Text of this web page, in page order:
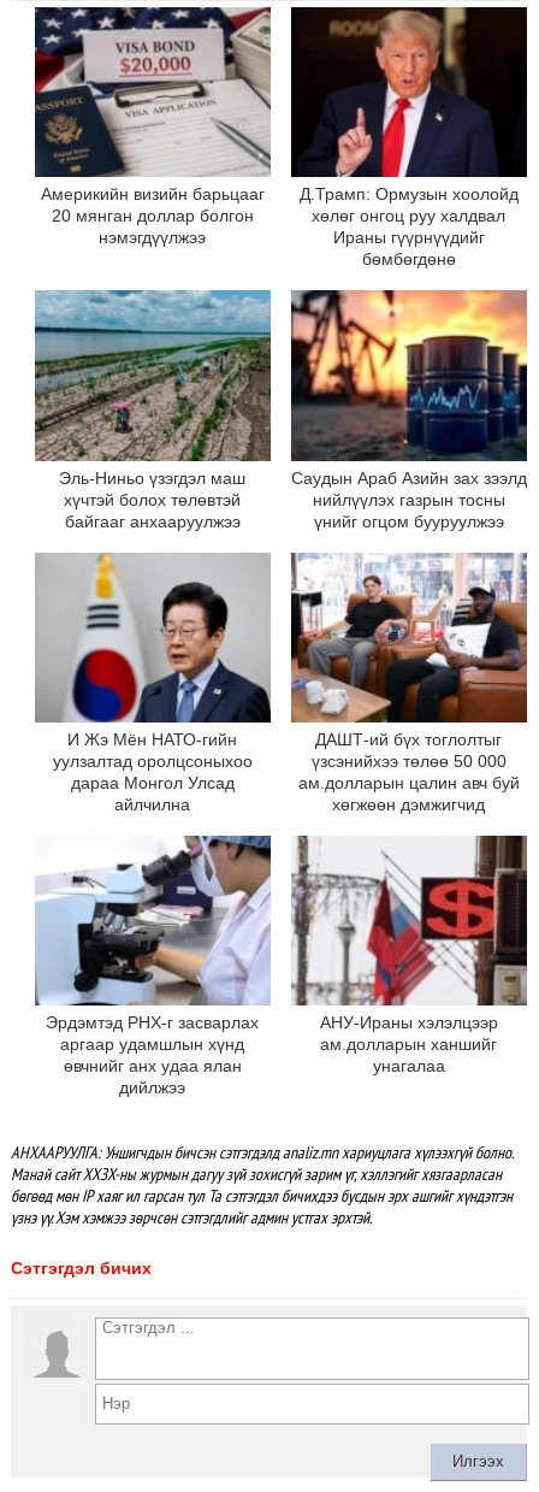
Америкийн визийн барьцааг
20 мянган доллар болгон
нэмэгдүүлжээ
Д.Трамп: Ормузын хоолойд
хөлөг онгоц руу халдвал
Ираны гүүрнүүдийг
бөмбөгдөнө
Эль-Ниньо үзэгдэл маш
хүчтэй болох төлөвтэй
байгааг анхааруулжээ
Саудын Араб Азийн зах зээлд
нийлүүлэх газрын тосны
үнийг огцом бууруулжээ
И Жэ Мён НАТО-гийн
уулзалтад оролцсоныхоо
дараа Монгол Улсад
айлчилна
ДАШТ-ий бүх тоглолтыг
үзсэнийхээ төлөө 50 000
ам.долларын цалин авч буй
хөгжөөн дэмжигчид
Эрдэмтэд РНХ-г засварлах
аргаар удамшлын хүнд
өвчнийг анх удаа ялан
дийлжээ
АНУ-Ираны хэлэлцээр
ам.долларын ханшийг
унагалаа
АНХААРУУЛГА: Уншигчдын бичсэн сэтгэгдэлд analiz.mn хариуцлага хүлээхгүй болно.
Манай сайт ХХЗХ-ны журмын дагуу зүй зохисгүй зарим үг, хэллэгийг хязгаарласан
бөгөөд мөн IP хаяг ил гарсан тул Та сэтгэгдэл бичихдээ бусдын эрх ашгийг хүндэтгэн
үзнэ үү. Хэм хэмжээ зөрчсөн сэтгэгдлийг админ устгах эрхтэй.
Сэтгэгдэл бичих